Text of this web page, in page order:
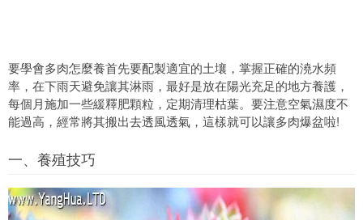
要學會多肉怎麼養首先要配製適宜的土壤，掌握正確的澆水頻
率，在下雨天避免讓其淋雨，最好是放在陽光充足的地方養護，
每個月施加一些緩釋肥顆粒，定期清理枯葉。要注意空氣濕度不
能過高，經常將其搬出去透風透氣，這樣就可以讓多肉爆盆啦!
一、養殖技巧